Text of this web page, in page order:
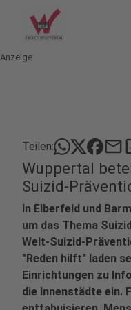
Anzeige
Teilen: mail
Wuppertal
Suizid-
In Elberfeld und
um das Thema
Welt-Suizid-
"Reden hilft" laden
Einrichtungen zu
die Innenstädte ein.